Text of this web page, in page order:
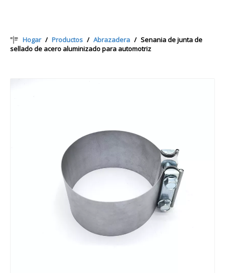
Hogar / Productos / Abrazadera / Senania de junta de
sellado de acero aluminizado para automotriz